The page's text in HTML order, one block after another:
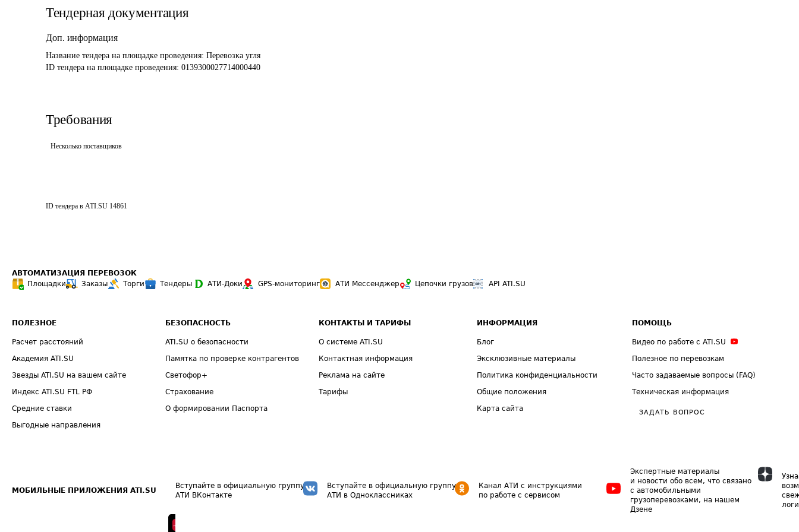
Тендерная документация
Доп. информация
Название тендера на площадке проведения: Перевозка угля
ID тендера на площадке проведения: 0139300027714000440
Требования
Несколько поставщиков
ID тендера в ATI.SU 14861
АВТОМАТИЗАЦИЯ ПЕРЕВОЗОК
Площадки
Заказы Торги Тендеры АТИ-Доки GPS-мониторинг АТИ Мессенджер Цепочки грузов API ATI.SU
ПОЛЕЗНОЕ
Расчет расстояний
Академия ATI.SU
Звезды ATI.SU на вашем сайте
Индекс ATI.SU FTL РФ
Средние ставки
Выгодные направления
БЕЗОПАСНОСТЬ
ATI.SU о безопасности
Памятка по проверке контрагентов
Светофор+
Страхование
О формировании Паспорта
КОНТАКТЫ И ТАРИФЫ
О системе ATI.SU
Контактная информация
Реклама на сайте
Тарифы
ИНФОРМАЦИЯ
Блог
Эксклюзивные материалы
Политика конфиденциальности
Общие положения
Карта сайта
ПОМОЩЬ
Видео по работе с ATI.SU
Полезное по перевозкам
Часто задаваемые вопросы (FAQ)
Техническая информация
ЗАДАТЬ ВОПРОС
МОБИЛЬНЫЕ ПРИЛОЖЕНИЯ ATI.SU
Вступайте в официальную группу
АТИ ВКонтакте
Вступайте в официальную группу
АТИ в Одноклассниках
Канал АТИ с инструкциями
по работе с сервисом
Экспертные материалы
и новости обо всем, что связано
с автомобильными
грузоперевозками, на нашем
Дзене